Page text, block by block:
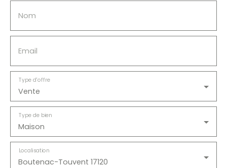
Nom
Email
Vente
Type d'offre
Maison
Type de bien
Boutenac-Touvent 17120
Localisation